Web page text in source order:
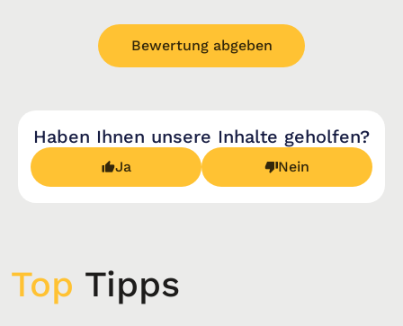
Bewertung abgeben
Haben Ihnen unsere Inhalte geholfen?
Ja Nein
Top Tipps